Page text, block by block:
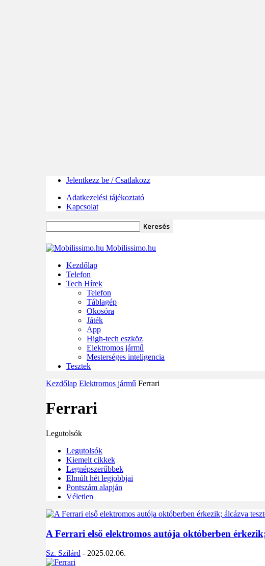
Jelentkezz be / Csatlakozz
Adatkezelési tájékoztató
Kapcsolat
Mobilissimo.hu
Kezdőlap
Telefon
Tech Hírek
Telefon
Táblagép
Okosóra
Játék
App
High-tech eszköz
Elektromos jármű
Mesterséges inteligencia
Tesztek
Kezdőlap Elektromos jármű Ferrari
Ferrari
Legutolsók
Legutolsók
Kiemelt cikkek
Legnépszerűbbek
Elmúlt hét legjobbjai
Pontszám alapján
Véletlen
A Ferrari első elektromos autója októberben
Sz. Szilárd - 2025.02.06.